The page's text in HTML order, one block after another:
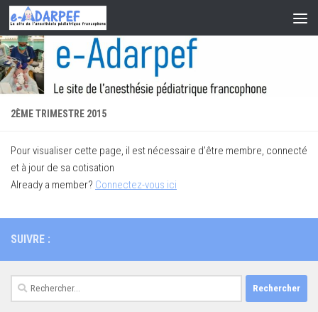
Skip to content
2ÈME TRIMESTRE 2015
Pour visualiser cette page, il est nécessaire d’être membre, connecté
et à jour de sa cotisation
Already a member? Connectez-vous ici
SUIVRE :
Rechercher :